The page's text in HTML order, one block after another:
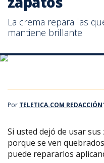
La crema repara las
mantiene brillante
Por TELETICA.COM REDACCIÓN
Si usted dejó de usar
porque se ven
puede repararlos